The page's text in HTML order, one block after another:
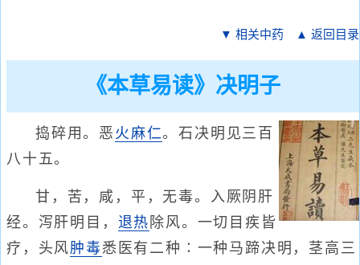
▼ 相关中药 ▲ 返回目录
《本草易读》决明子
捣碎用。恶 火麻仁。石决明见三百
八十五。
甘，苦，咸，平，无毒。入厥阴肝
经。泻肝明目， 退热 除风。一切目疾皆
疗，头风肿毒悉医有二种∶一种马蹄决明，茎高三